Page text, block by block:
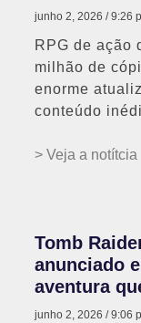
junho 2, 2026 9:26
RPG de ação
milhão de
enorme
conteúdo
> Veja a notítcia
Tomb
anunciado
aventura
junho 2, 2026 9:06